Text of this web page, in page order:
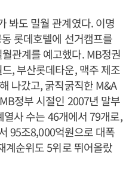
봐도 밀월 관계였다. 이명
롯데호텔에 선거캠프를
관계를 예고했다. MB정권
, 부산롯데타운, 맥주 제조
나갔고, 굵직굵직한 M&A
정부 시절인 2007년 말부
사 수는 46개에서 79개로,
95조8,000억원으로 대폭
계순위도 5위로 뛰어올랐